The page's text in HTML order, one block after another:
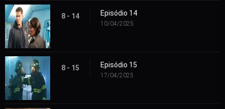
8 - 14 Episódio 14
10/04/2025
8 - 15 Episódio 15
17/04/2025